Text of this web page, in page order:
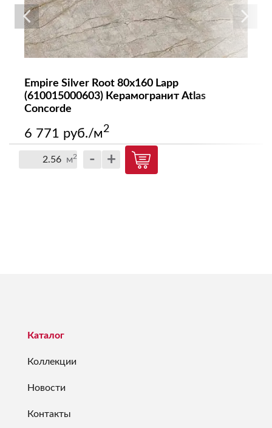
Empire Silver Root 80x160 Lapp
(610015000603) Керамогранит Atlas
Concorde
6 771 руб./м2
м2 - +
Каталог
Коллекции
Новости
Контакты